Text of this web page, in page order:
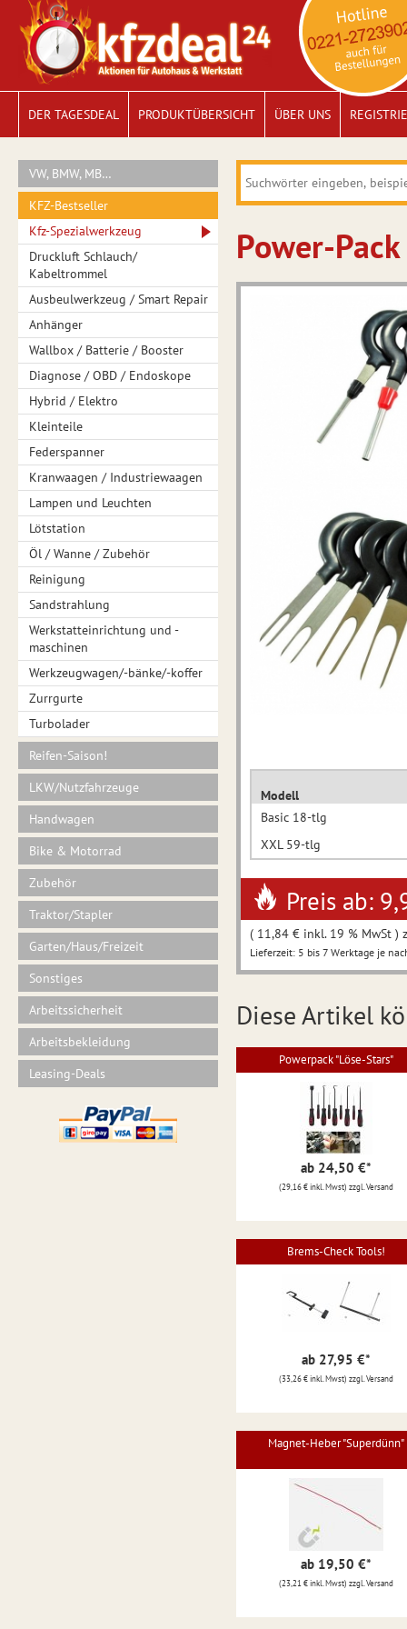
DER TAGESDEAL PRODUKTÜBERSICHT ÜBER UNS
VW, BMW, MB…
KFZ-Bestseller
Kfz-Spezialwerkzeug
Druckluft Schlauch/
Kabeltrommel
Ausbeulwerkzeug / Smart Repair
Anhänger
Wallbox / Batterie / Booster
Diagnose / OBD / Endoskope
Hybrid / Elektro
Kleinteile
Federspanner
Kranwaagen / Industriewaagen
Lampen und Leuchten
Lötstation
Öl / Wanne / Zubehör
Reinigung
Sandstrahlung
Werkstatteinrichtung und -
maschinen
Werkzeugwagen/-bänke/-koffer
Zurrgurte
Turbolader
Reifen-Saison!
LKW/Nutzfahrzeuge
Handwagen
Bike & Motorrad
Zubehör
Traktor/Stapler
Garten/Haus/Freizeit
Sonstiges
Arbeitssicherheit
Arbeitsbekleidung
Leasing-Deals
Power-
Modell
Basic 18-tlg
XXL 59-tlg
Preis ab:
( 11,84 € inkl. 19 % MwSt )
Lieferzeit: 5 bis 7 Werktage je
Diese Artikel
Powerpack "Löse-Stars"
ab 24,50 €*
(29,16 € inkl. Mwst) zzgl. Versand
Brems-Check Tools!
ab 27,95 €*
(33,26 € inkl. Mwst) zzgl. Versand
Magnet-Heber "Superdünn"
ab 19,50 €*
(23,21 € inkl. Mwst) zzgl. Versand